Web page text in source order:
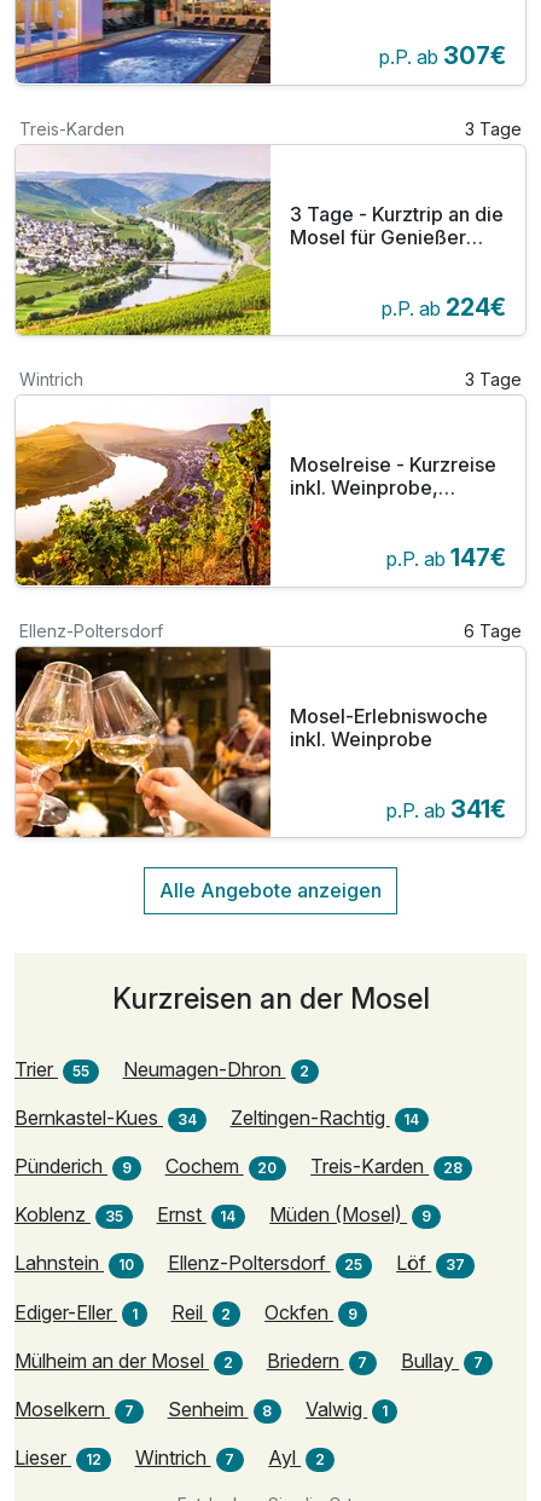
p.P. ab 307€
Treis-Karden 3 Tage
3 Tage - Kurztrip an die
Mosel für Genießer
p.P. ab 224€
Wintrich 3 Tage
Moselreise - Kurzreise
inkl. Weinprobe,
p.P. ab 147€
Ellenz-Poltersdorf 6 Tage
Mosel-Erlebniswoche
inkl. Weinprobe
p.P. ab 341€
Kurzreisen an der Mosel
Trier 55 Neumagen-Dhron 2
Bernkastel-Kues 34 Zeltingen-Rachtig 14
Pünderich 9 Cochem 20 Treis-Karden 28
Koblenz 35 Ernst 14 Müden (Mosel) 9
Lahnstein 10 Ellenz-Poltersdorf 25 Löf 37
Ediger-Eller 1 Reil 2 Ockfen 9
Mülheim an der Mosel 2 Briedern 7 Bullay 7
Moselkern 7 Senheim 8 Valwig 1
Lieser 12 Wintrich 7 Ayl 2